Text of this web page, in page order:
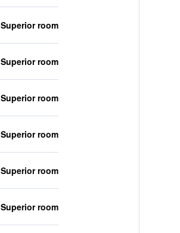
Superior room، نوع السرير غير معروف
Superior room، نوع السرير غير معروف
Superior room، نوع السرير غير معروف
Superior room، نوع السرير غير معروف
Superior room، نوع السرير غير معروف
Superior room، نوع السرير غير معروف